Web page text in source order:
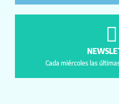
Cada miércoles las